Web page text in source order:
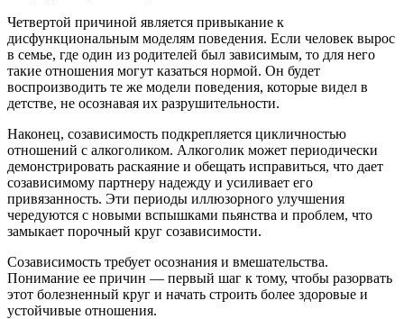
Четвертой причиной является привыкание к
дисфункциональным моделям поведения. Если человек вырос
в семье, где один из родителей был зависимым, то для него
такие отношения могут казаться нормой. Он будет
воспроизводить те же модели поведения, которые видел в
детстве, не осознавая их разрушительности.
Наконец, созависимость подкрепляется цикличностью
отношений с алкоголиком. Алкоголик может периодически
демонстрировать раскаяние и обещать исправиться, что дает
созависимому партнеру надежду и усиливает его
привязанность. Эти периоды иллюзорного улучшения
чередуются с новыми вспышками пьянства и проблем, что
замыкает порочный круг созависимости.
Созависимость требует осознания и вмешательства.
Понимание ее причин — первый шаг к тому, чтобы разорвать
этот болезненный круг и начать строить более здоровые и
устойчивые отношения.